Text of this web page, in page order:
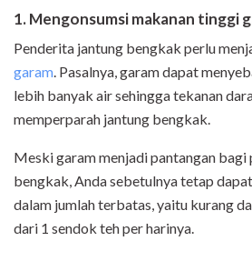
1. Mengonsumsi makanan tinggi
Penderita jantung bengkak perlu
garam. Pasalnya, garam dapat
lebih banyak air sehingga tekanan
memperparah jantung bengkak.
Meski garam menjadi pantangan bagi
bengkak, Anda sebetulnya tetap
dalam jumlah terbatas, yaitu kurang
dari 1 sendok teh per harinya.